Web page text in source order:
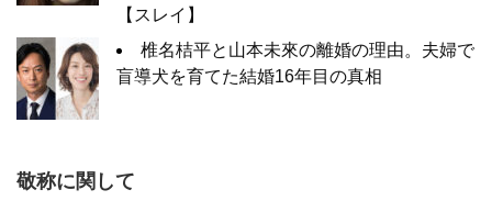
【スレイ】
椎名桔平と山本未來の離婚の理由。夫婦で
盲導犬を育てた結婚16年目の真相
敬称に関して